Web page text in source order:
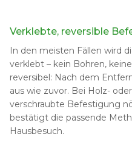
Verklebte, reversible
In den meisten Fällen wird
verklebt – kein Bohren,
reversibel: Nach dem
aus wie zuvor. Bei Holz-
verschraubte Befestigung
bestätigt die passende
Hausbesuch.